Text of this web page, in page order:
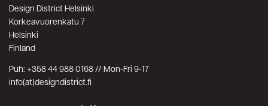
Design District Helsinki
Korkeavuorenkatu 7
Helsinki
Finland
Puh: +358 44 988 0168 // Mon-Fri 9-17
info(at)designdistrict.fi